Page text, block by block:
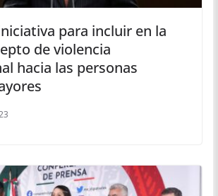
para incluir en la
de violencia
hacia las personas